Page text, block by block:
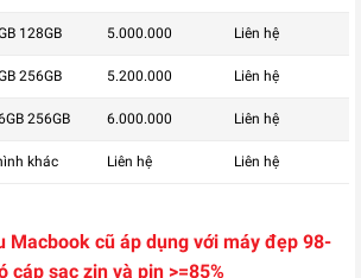
128GB 5.000.000 Liên hệ
256GB 5.200.000 Liên hệ
256GB 6.000.000 Liên hệ
khác Liên hệ Liên hệ
Macbook cũ áp dụng với máy đẹp 98-
cáp sạc zin và pin >=85%